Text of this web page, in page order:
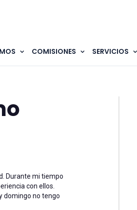
COMISIONES SERVICIOS
Durante mi tiempo
con ellos.
domingo no tengo